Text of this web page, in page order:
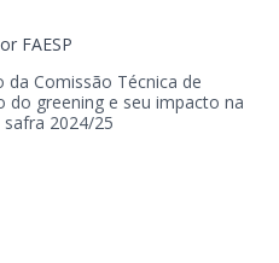
FAESP
da Comissão Técnica de
do greening e seu impacto na
2024/25